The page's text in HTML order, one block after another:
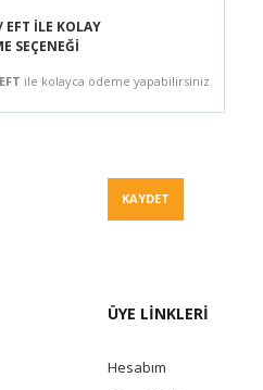
EFT İLE KOLAY
SEÇENEĞİ
ile kolayca ödeme yapabilirsiniz.
KAYDET
ÜYE LİNKLERİ
Hesabım